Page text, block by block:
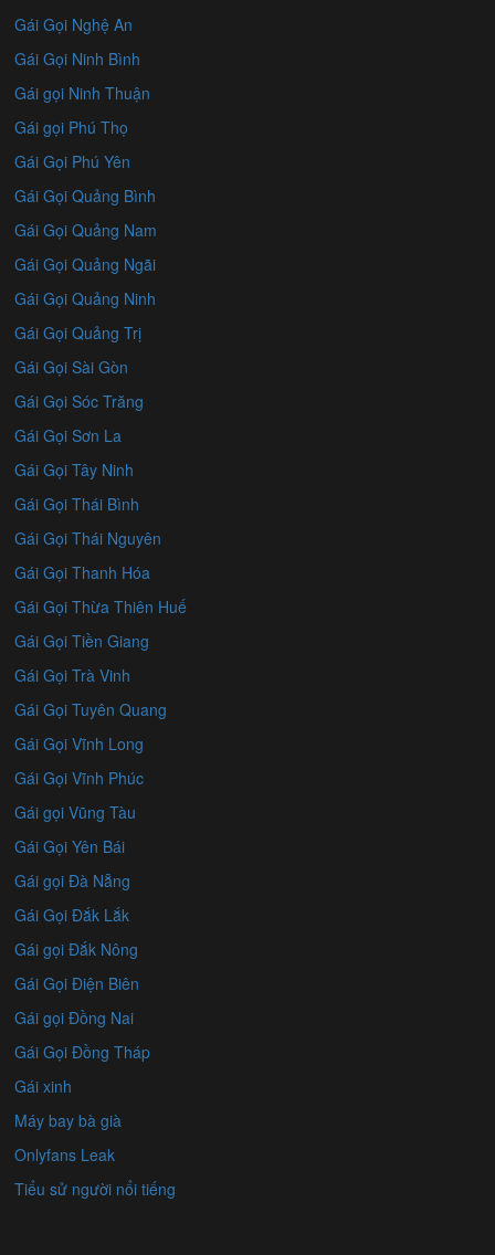
Gái Gọi Nghệ An
Gái Gọi Ninh Bình
Gái gọi Ninh Thuận
Gái gọi Phú Thọ
Gái Gọi Phú Yên
Gái Gọi Quảng Bình
Gái Gọi Quảng Nam
Gái Gọi Quảng Ngãi
Gái Gọi Quảng Ninh
Gái Gọi Quảng Trị
Gái Gọi Sài Gòn
Gái Gọi Sóc Trăng
Gái Gọi Sơn La
Gái Gọi Tây Ninh
Gái Gọi Thái Bình
Gái Gọi Thái Nguyên
Gái Gọi Thanh Hóa
Gái Gọi Thừa Thiên Huế
Gái Gọi Tiền Giang
Gái Gọi Trà Vinh
Gái Gọi Tuyên Quang
Gái Gọi Vĩnh Long
Gái Gọi Vĩnh Phúc
Gái gọi Vũng Tàu
Gái Gọi Yên Bái
Gái gọi Đà Nẵng
Gái Gọi Đắk Lắk
Gái gọi Đắk Nông
Gái Gọi Điện Biên
Gái gọi Đồng Nai
Gái Gọi Đồng Tháp
Gái xinh
Máy bay bà già
Onlyfans Leak
Tiểu sử người nổi tiếng